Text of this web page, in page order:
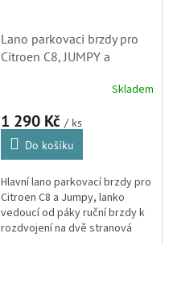
Lano parkovaci brzdy pro
Citroen C8, JUMPY a
Skladem
1 290 Kč / ks
Do košíku
Hlavní lano parkovací brzdy pro
Citroen C8 a Jumpy, lanko
vedoucí od páky ruční brzdy k
rozdvojení na dvě stranová